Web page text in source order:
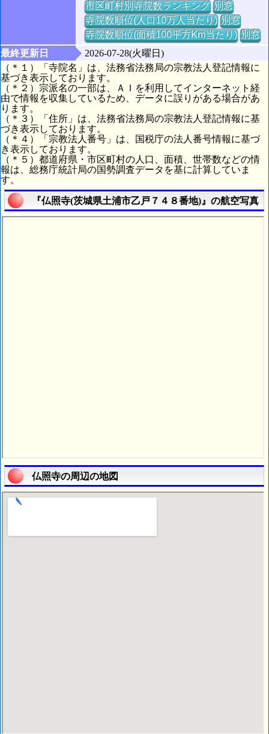
市区町村別寺院数ランキング 別窓
寺院数順位(人口10万人当たり) 別窓
寺院数順位(面積100平方Km当たり) 別窓
最終更新日
2026-07-28(火曜日)
（＊１）「寺院名」は、法務省法務局の宗教法人登記情報に
基づき表示しております。
（＊２）宗派名の一部は、ＡＩを利用してインターネット経
由で情報を収集しているため、データに誤りがある場合があ
ります。
（＊３）「住所」は、法務省法務局の宗教法人登記情報に基
づき表示しております。
（＊４）「宗教法人番号」は、国税庁の法人番号情報に基づ
き表示しております。
（＊５）都道府県・市区町村の人口、面積、世帯数などの情
報は、総務庁統計局の国勢調査データを基に計算していま
す。
『仏照寺(茨城県土浦市乙戸７４８番地)』の航空写真
仏照寺の周辺の地図